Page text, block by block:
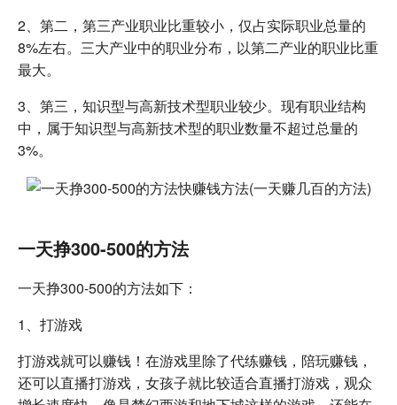
2、第二，第三产业职业比重较小，仅占实际职业总量的
8%左右。三大产业中的职业分布，以第二产业的职业比重
最大。
3、第三，知识型与高新技术型职业较少。现有职业结构
中，属于知识型与高新技术型的职业数量不超过总量的
3%。
一天挣300-500的方法
一天挣300-500的方法如下：
1、打游戏
打游戏就可以赚钱！在游戏里除了代练赚钱，陪玩赚钱，
还可以直播打游戏，女孩子就比较适合直播打游戏，观众